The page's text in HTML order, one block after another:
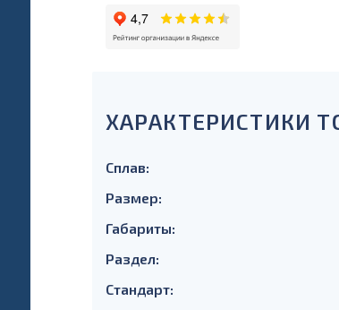
ХАРАКТЕРИСТИКИ
Сплав:
Размер:
Габариты:
Раздел:
Стандарт: